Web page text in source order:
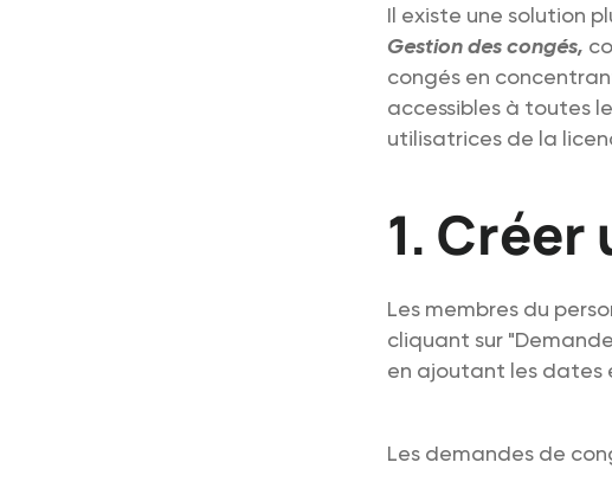
Il existe une solution
Gestion des congés,
congés en
accessibles à toutes
utilisatrices de la
1. Créer
Les membres du
cliquant sur
en ajoutant les dates
Les demandes de